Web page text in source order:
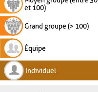
et 100)
Grand groupe (> 100)
Équipe
Individuel